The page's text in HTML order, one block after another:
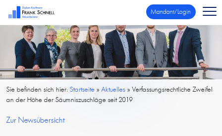
Mandant/Login
Sie befinden sich hier:Startseite »Aktuelles »Verfassungsrechtliche Zweifel
an der Höhe der Säumniszuschläge seit 2019
Zur Newsübersicht